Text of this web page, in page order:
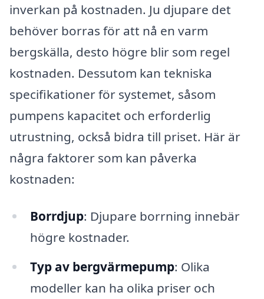
inverkan på kostnaden. Ju djupare det
behöver borras för att nå en varm
bergskälla, desto högre blir som regel
kostnaden. Dessutom kan tekniska
specifikationer för systemet, såsom
pumpens kapacitet och erforderlig
utrustning, också bidra till priset. Här är
några faktorer som kan påverka
kostnaden:
Borrdjup: Djupare borrning innebär
högre kostnader.
Typ av bergvärmepump: Olika
modeller kan ha olika priser och